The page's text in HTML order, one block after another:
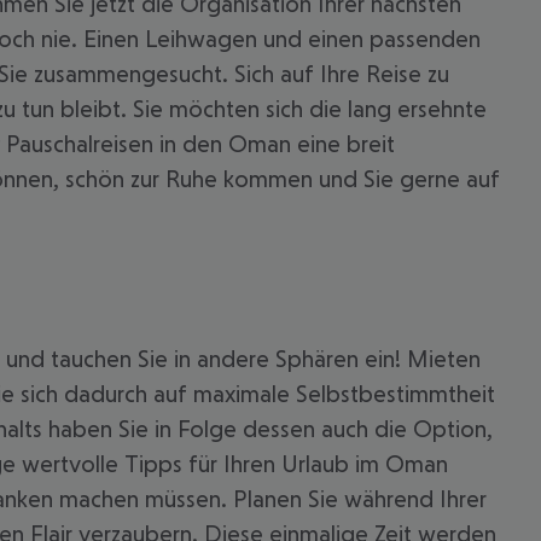
nie. Einen Leihwagen und einen passenden
zusammengesucht. Sich auf Ihre Reise zu
tun bleibt. Sie möchten sich die lang ersehnte
in den Oman eine breit
schön zur Ruhe kommen und Sie gerne auf
tauchen Sie in andere Sphären ein! Mieten
sich dadurch auf maximale Selbstbestimmtheit
haben Sie in Folge dessen auch die Option,
wertvolle Tipps für Ihren Urlaub im Oman
machen müssen. Planen Sie während Ihrer
Flair verzaubern. Diese einmalige Zeit werden